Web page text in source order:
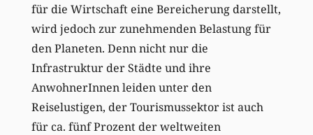
für die Wirtschaft eine Bereicherung darstellt,
wird jedoch zur zunehmenden Belastung für
den Planeten. Denn nicht nur die
Infrastruktur der Städte und ihre
AnwohnerInnen leiden unter den
Reiselustigen, der Tourismussektor ist auch
für ca. fünf Prozent der weltweiten